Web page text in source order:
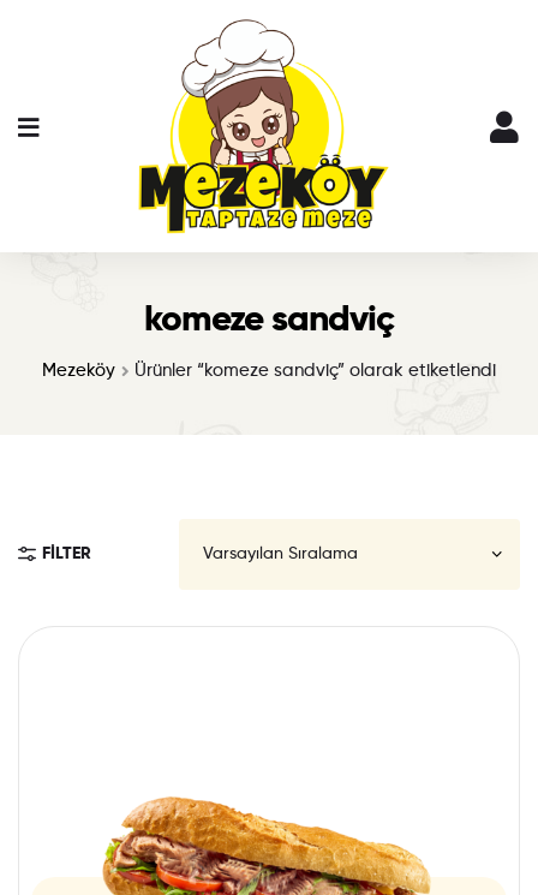
komeze sandviç
Mezeköy Ürünler “komeze sandviç” olarak etiketlendi
FILTER